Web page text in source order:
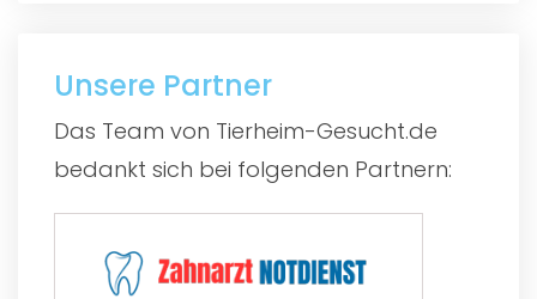
Unsere Partner
Das Team von Tierheim-Gesucht.de
bedankt sich bei folgenden Partnern: